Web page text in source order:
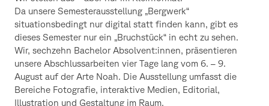
Da unsere Semesterausstellung „Bergwerk“
situationsbedingt nur digital statt finden kann, gibt es
dieses Semester nur ein „Bruchstück“ in echt zu sehen.
Wir, sechzehn Bachelor Absolvent:innen, präsentieren
unsere Abschlussarbeiten vier Tage lang vom 6. – 9.
August auf der Arte Noah. Die Ausstellung umfasst die
Bereiche Fotografie, interaktive Medien, Editorial,
Illustration und Gestaltung im Raum.